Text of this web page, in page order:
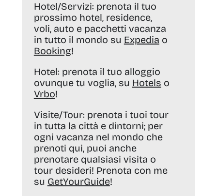
Hotel/Servizi: prenota il tuo
prossimo hotel, residence,
voli, auto e pacchetti vacanza
in tutto il mondo su Expedia o
Booking!
Hotel: prenota il tuo alloggio
ovunque tu voglia, su Hotels o
Vrbo!
Visite/Tour: prenota i tuoi tour
in tutta la città e dintorni; per
ogni vacanza nel mondo che
prenoti qui, puoi anche
prenotare qualsiasi visita o
tour desideri! Prenota con me
su GetYourGuide!